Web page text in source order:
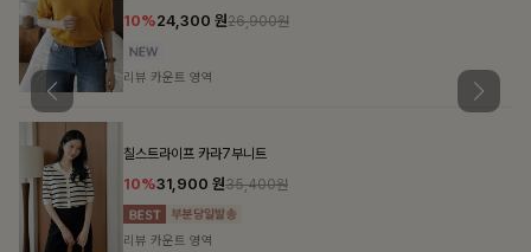
14%42,900원49,800원
리뷰 카운트 영역
특스트라이프 링클원피스+스트링자켓SET
12%69,900원79,400원
리뷰 카운트 영역